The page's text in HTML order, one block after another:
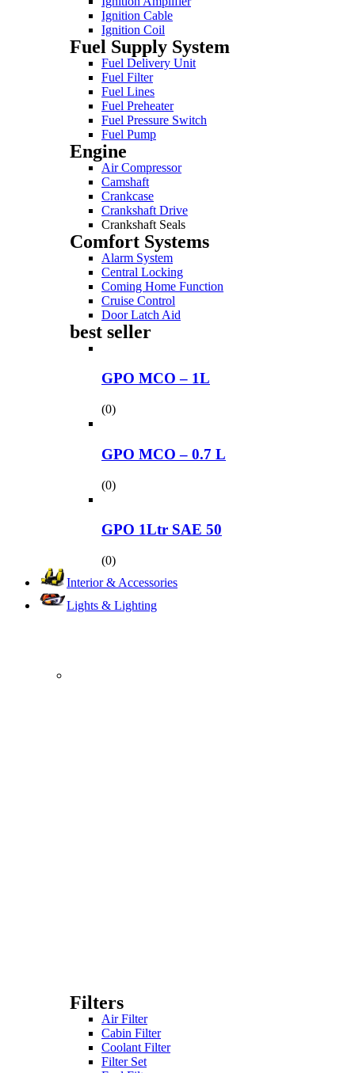
Ignition Cable
Ignition Coil
Fuel Supply System
Fuel Delivery Unit
Fuel Filter
Fuel Lines
Fuel Preheater
Fuel Pressure Switch
Fuel Pump
Engine
Air Compressor
Camshaft
Crankcase
Crankshaft Drive
Crankshaft Seals
Comfort Systems
Alarm System
Central Locking
Coming Home Function
Cruise Control
Door Latch Aid
best seller
GPO MCO – 1L
(0)
GPO MCO – 0.7 L
(0)
GPO 1Ltr SAE 50
(0)
Interior & Accessories
Lights & Lighting
Filters
Air Filter
Cabin Filter
Coolant Filter
Filter Set